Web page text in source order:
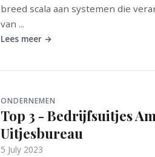
breed scala aan systemen die
van ...
Lees meer →
ONDERNEMEN
Top 3 - Bedrijfsuitjes
Uitjesbureau
5 July 2023